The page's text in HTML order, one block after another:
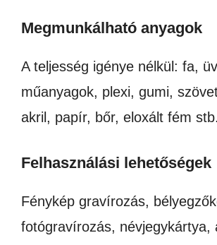
Megmunkálható anyagok
A teljesség igénye nélkül: fa,
műanyagok, plexi, gumi,
akril, papír, bőr, eloxált fém
Felhasználási lehetőségek
Fénykép gravírozás,
fotógravírozás, névjegykártya,